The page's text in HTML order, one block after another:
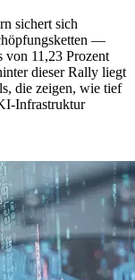
sichert sich
—
von 11,23 Prozent
dieser Rally liegt
die zeigen, wie tief
Infrastruktur